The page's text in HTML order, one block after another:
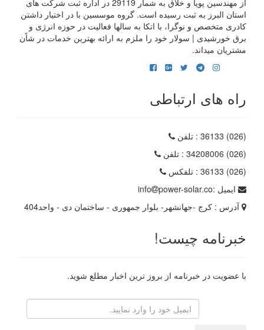
از مهندسین پویا و خلاق به شمار 29119 در اداره ثبت شرکت های
استان البرز به ثبت رسیده است. گروه موسسین با در اختیار داشتن
کادری متخصص و نوگرا، با اتکا به سالها فعالیت در حوزه انرژی و
برق خورشیدی | سولار خود را ملزم به ارائه بهترین خدمات در شاًن
مشتریان میداند.
راه های ارتباطی
(026) 36133
: تلفن
(026) 34208006
: تلفن
(026) 36133
: تلفکس
ایمیل :
info
power-solar.co
آدرس : کرج -جهانشهر- بلوار جمهوری - ساختمان دی - واحد404
خبرنامه چیست!
با عضویت در خبرنامه از بروز ترین اخبار مطلع شوید.